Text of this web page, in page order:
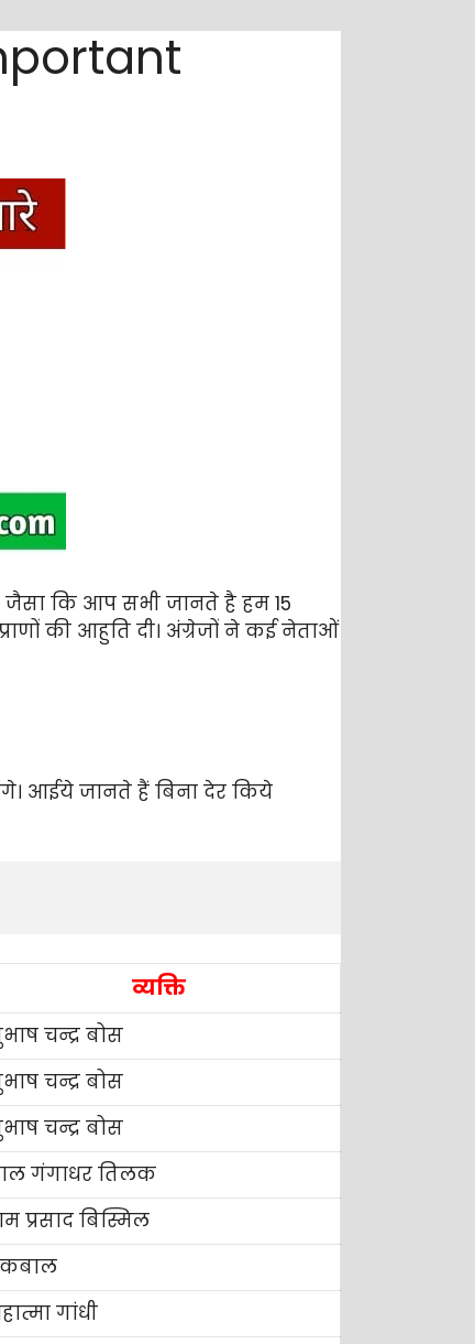
जैसा कि आप सभी जानते है हम 15
की आहुति दी। अंग्रेजों ने कई नेताओं
आईये जानते हैं बिना देर किये
व्यक्ति
चन्द्र बोस
चन्द्र बोस
चन्द्र बोस
गंगाधर तिलक
प्रसाद बिस्मिल
गांधी